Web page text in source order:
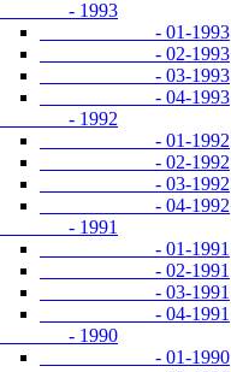
- 1993
- 01-1993
- 02-1993
- 03-1993
- 04-1993
- 1992
- 01-1992
- 02-1992
- 03-1992
- 04-1992
- 1991
- 01-1991
- 02-1991
- 03-1991
- 04-1991
- 1990
- 01-1990